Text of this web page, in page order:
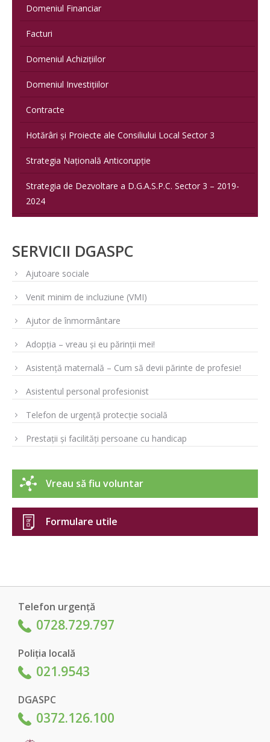
Domeniul Financiar
Facturi
Domeniul Achizițiilor
Domeniul Investițiilor
Contracte
Hotărâri și Proiecte ale Consiliului Local Sector 3
Strategia Națională Anticorupție
Strategia de Dezvoltare a D.G.A.S.P.C. Sector 3 – 2019-
2024
SERVICII DGASPC
Ajutoare sociale
Venit minim de incluziune (VMI)
Ajutor de înmormântare
Adopția – vreau și eu părinții mei!
Asistență maternală – Cum să devii părinte de profesie!
Asistentul personal profesionist
Telefon de urgență protecție socială
Prestații și facilități persoane cu handicap
Vreau să fiu voluntar
Formulare utile
Telefon urgență
0728.729.797
Poliția locală
021.9543
DGASPC
0372.126.100